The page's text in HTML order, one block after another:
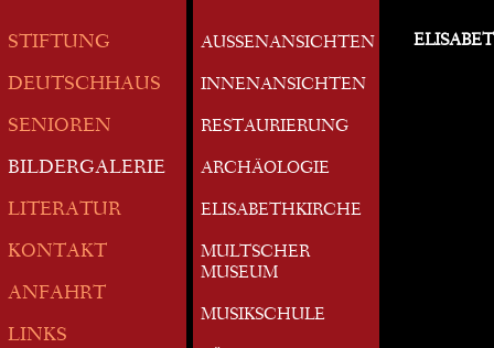
STIFTUNG
DEUTSCHHAUS
SENIOREN
BILDERGALERIE
LITERATUR
KONTAKT
ANFAHRT
LINKS
AUSSENANSICHTEN
INNENANSICHTEN
RESTAURIERUNG
ARCHÄOLOGIE
ELISABETHKIRCHE
MULTSCHER
MUSEUM
MUSIKSCHULE